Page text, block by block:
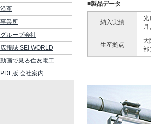
沿革
事業所
グループ会社
広報誌 SEI WORLD
動画で見る住友電工
PDF版 会社案内
■製品データ
納入実績
光
月
生産拠点
大
部